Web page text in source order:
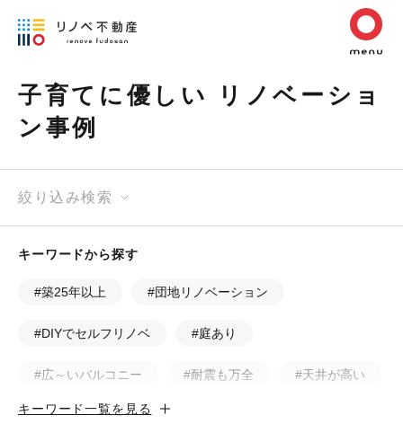
子育てに優しい リノベーショ
ン事例
絞り込み検索
キーワードから探す
#築25年以上 #団地リノベーション
#DIYでセルフリノベ #庭あり
#広～いバルコニー #耐震も万全 #天井が高い
#カフェ風 #昭和レトロ
キーワード一覧を見る